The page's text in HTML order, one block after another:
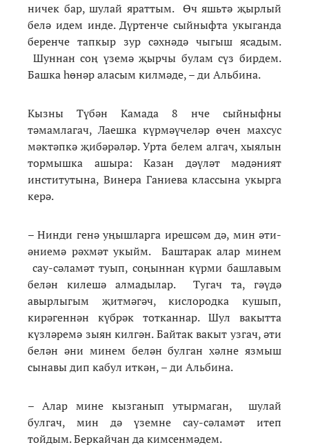
ничек бар, шулай яраттым. Өч яшьтә җырлый
белә идем инде. Дүртенче сыйныфта укыганда
беренче тапкыр зур сәхнәдә чыгыш ясадым.
Шуннан соң үземә җырчы булам сүз бирдем.
Башка һөнәр аласым килмәде, – ди Альбина.
Кызны Түбән Камада 8 нче сыйныфны
тәмамлагач, Лаешка күрмәүчеләр өчен махсус
мәктәпкә җибәрәләр. Урта белем алгач, хыялын
тормышка ашыра: Казан дәүләт мәдәният
институтына, Винера Ганиева классына укырга
керә.
– Нинди генә уңышларга ирешсәм дә, мин әти-
әниемә рәхмәт укыйм. Баштарак алар минем
сау-сәламәт туып, соңыннан күрми башлавым
белән килешә алмадылар. Тугач та, гәүдә
авырлыгым җитмәгәч, кислородка кушып,
кирәгеннән күбрәк тотканнар. Шул вакытта
күзләремә зыян килгән. Байтак вакыт узгач, әти
белән әни минем белән булган хәлне язмыш
сынавы дип кабул иткән, – ди Альбина.
– Алар мине кызганып утырмаган, шулай
булгач, мин дә үземне сау-сәламәт итеп
тойдым. Беркайчан да кимсенмәдем.